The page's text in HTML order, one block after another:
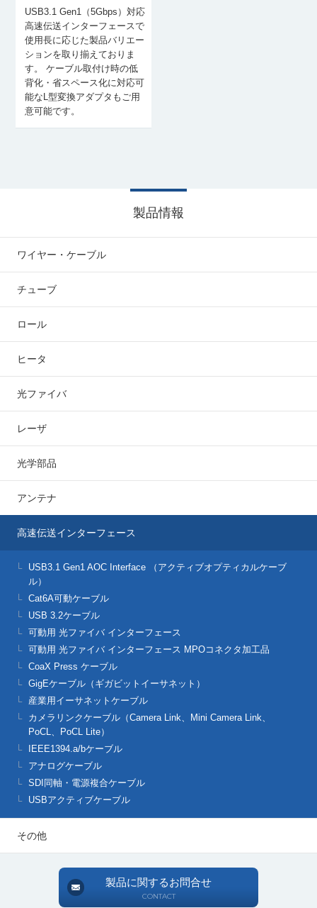
USB3.1 Gen1（5Gbps）対応
高速伝送インターフェースで
使用長に応じた製品バリエー
ションを取り揃えておりま
す。 ケーブル取付け時の低
背化・省スペース化に対応可
能なL型変換アダプタもご用
意可能です。
製品情報
ワイヤー・ケーブル
チューブ
ロール
ヒータ
光ファイバ
レーザ
光学部品
アンテナ
高速伝送インターフェース
USB3.1 Gen1 AOC Interface （アクティブオプティカルケーブ
ル）
Cat6A可動ケーブル
USB 3.2ケーブル
可動用 光ファイバ インターフェース
可動用 光ファイバ インターフェース MPOコネクタ加工品
CoaX Press ケーブル
GigEケーブル（ギガビットイーサネット）
産業用イーサネットケーブル
カメラリンクケーブル（Camera Link、Mini Camera Link、
PoCL、PoCL Lite）
IEEE1394.a/bケーブル
アナログケーブル
SDI同軸・電源複合ケーブル
USBアクティブケーブル
その他
製品に関するお問合せ
CONTACT